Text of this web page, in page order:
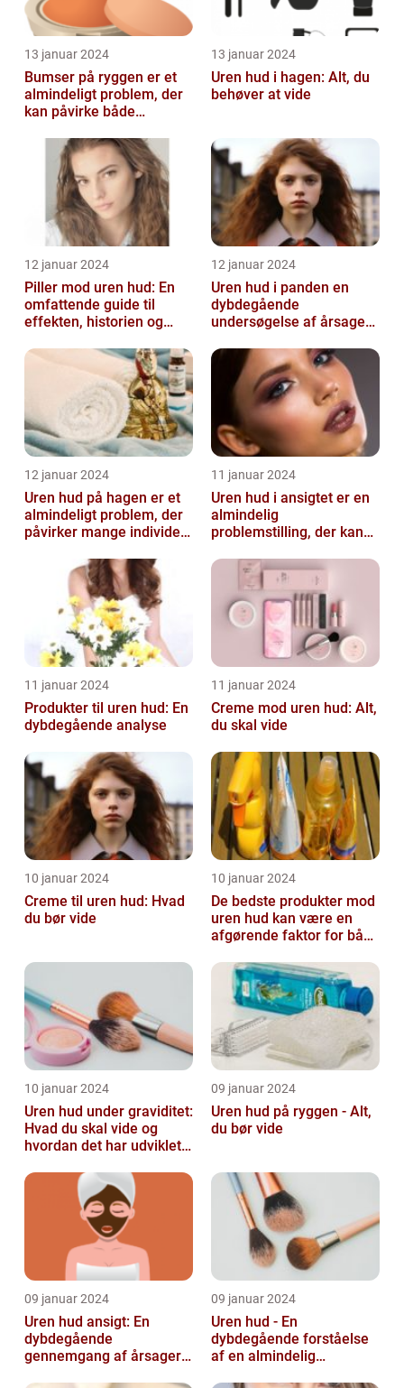
13 januar 2024
Bumser på ryggen er et
almindeligt problem, der
kan påvirke både
13 januar 2024
Uren hud i hagen: Alt, du
behøver at vide
12 januar 2024
Piller mod uren hud: En
omfattende guide til
effekten, historien og
12 januar 2024
Uren hud i panden en
dybdegående
undersøgelse af årsager
12 januar 2024
Uren hud på hagen er et
almindeligt problem, der
påvirker mange individer,
interesse...
11 januar 2024
Uren hud i ansigtet er en
almindelig
problemstilling, der kan
og voksne
11 januar 2024
Produkter til uren hud: En
dybdegående analyse
11 januar 2024
Creme mod uren hud: Alt,
du skal vide
10 januar 2024
Creme til uren hud: Hvad
du bør vide
10 januar 2024
De bedste produkter mod
uren hud kan være en
afgørende faktor for både
lide...
10 januar 2024
Uren hud under graviditet:
Hvad du skal vide og
hvordan det har udviklet
09 januar 2024
Uren hud på ryggen - Alt,
du bør vide
09 januar 2024
Uren hud ansigt: En
dybdegående
gennemgang af årsager
09 januar 2024
Uren hud - En
dybdegående forståelse
af en almindelig